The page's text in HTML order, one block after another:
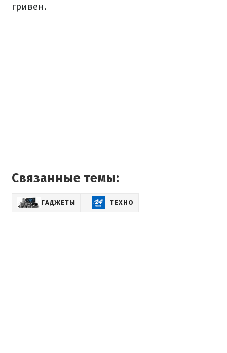
гривен.
Связанные темы:
ГАДЖЕТЫ ТЕХНО